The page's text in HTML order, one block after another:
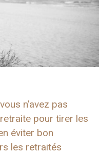
n’avez pas
retraite pour tirer les
éviter bon
les retraités